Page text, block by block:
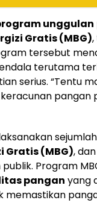
unggulan
Gratis (MBG)
tersebut
terutama
serius. “Tentu
sejumlah
Gratis (MBG), dan
Program
pangan yang
memastikan